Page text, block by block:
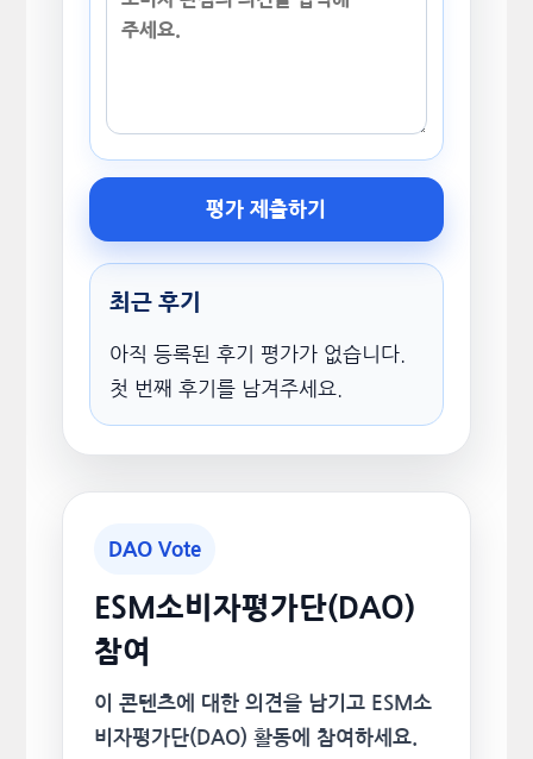
평가 제출하기
최근 후기
아직 등록된 후기 평가가 없습니다.
첫 번째 후기를 남겨주세요.
DAO Vote
ESM소비자평가단(DAO)
참여
이 콘텐츠에 대한 의견을 남기고 ESM소
비자평가단(DAO) 활동에 참여하세요.